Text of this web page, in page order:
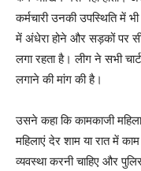
कर्मचारी उनकी उपस्थिति में
में अंधेरा होने और सड़कों पर
लगा रहता है। लीग ने सभी
लगाने की मांग की है।
उसने कहा कि कामकाजी
महिलाएं देर शाम या रात में
व्यवस्था करनी चाहिए और